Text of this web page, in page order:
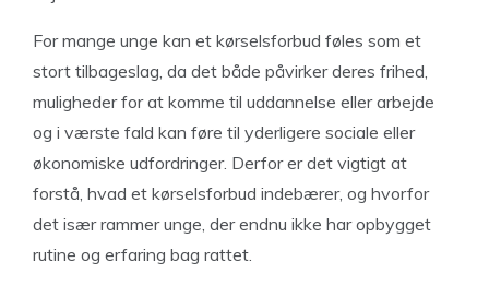
For mange unge kan et kørselsforbud føles som et
stort tilbageslag, da det både påvirker deres frihed,
muligheder for at komme til uddannelse eller arbejde
og i værste fald kan føre til yderligere sociale eller
økonomiske udfordringer. Derfor er det vigtigt at
forstå, hvad et kørselsforbud indebærer, og hvorfor
det især rammer unge, der endnu ikke har opbygget
rutine og erfaring bag rattet.